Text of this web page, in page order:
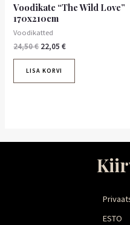
Voodikate “The Wild Love”
170x210cm
Voodikatted
24,50€ 22,05€
LISA KORVI
ESTO